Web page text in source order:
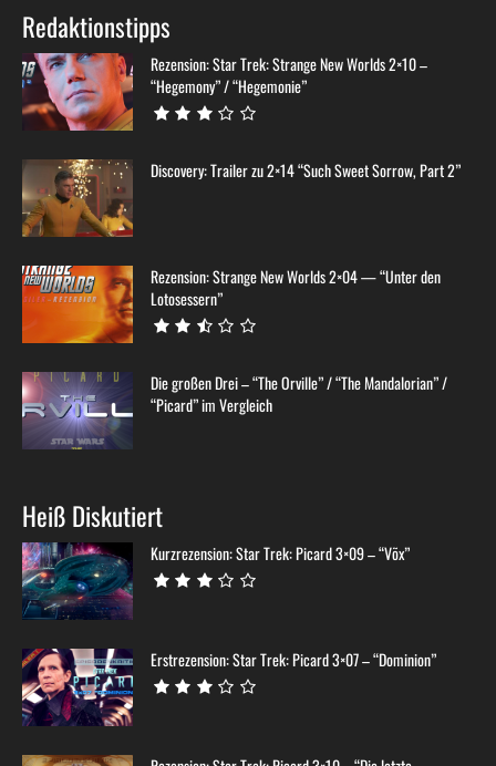
Redaktionstipps
Rezension: Star Trek: Strange New Worlds 2×10 –
“Hegemony” / “Hegemonie”
Discovery: Trailer zu 2×14 “Such Sweet Sorrow, Part 2”
Rezension: Strange New Worlds 2×04 — “Unter den
Lotosessern”
Die großen Drei – “The Orville” / “The Mandalorian” /
“Picard” im Vergleich
Heiß Diskutiert
Kurzrezension: Star Trek: Picard 3×09 – “Võx”
Erstrezension: Star Trek: Picard 3×07 – “Dominion”